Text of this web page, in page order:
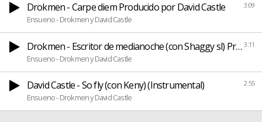
3:09
Drokmen - Carpe diem Producido por David Castle
Ensueno - Drokmen y David Castle
3:11
Drokmen - Escritor de medianoche (con Shaggy sl)
Ensueno - Drokmen y David Castle
2:55
David Castle - So fly (con Keny) (Instrumental)
Ensueno - Drokmen y David Castle